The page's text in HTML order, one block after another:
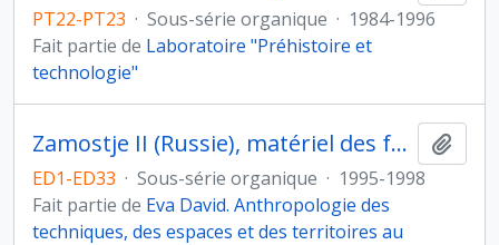
PT22-PT23 · Sous-série organique · 1984-1996
Fait partie de Laboratoire "Préhistoire et
technologie"
Zamostje II (Russie), matériel des fouilles de 1991
ED1-ED33 · Sous-série organique · 1995-1998
Fait partie de Eva David. Anthropologie des
techniques, des espaces et des territoires au